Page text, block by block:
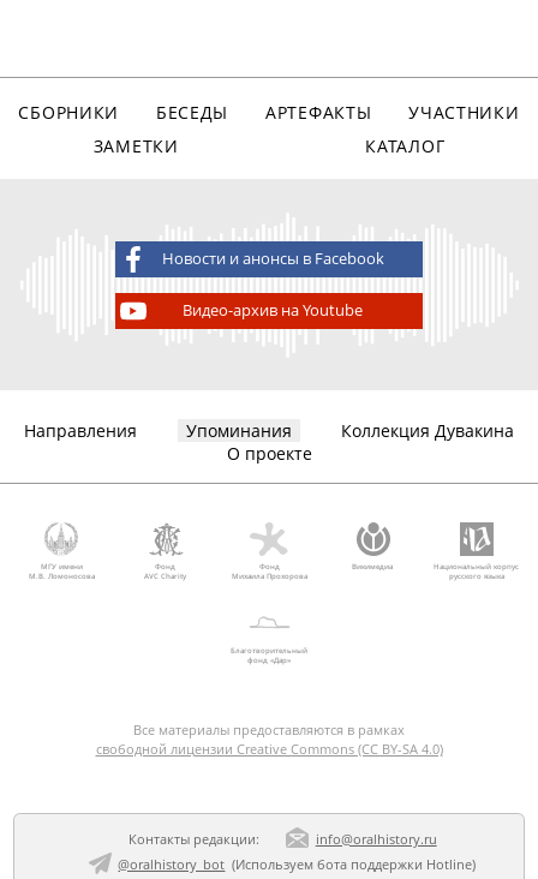
СБОРНИКИ БЕСЕДЫ АРТЕФАКТЫ
УЧАСТНИКИ
ЗАМЕТКИ
КАТАЛОГ
Новости и анонсы в Facebook
Видео-архив на Youtube
Направления Упоминания
Коллекция Дувакина
О проекте
МГУ имени
М.В. Ломоносова
Фонд
AVC Charity
Фонд
Михаила Прохорова
Викимедиа
Национальный корпус
русского языка
Благотворительный
фонд «Дар»
Все материалы предоставляются в рамках
свободной лицензии Creative Commons (CC BY-SA 4.0)
Контакты редакции:
info@oralhistory.ru
@oralhistory_bot (Используембота поддержки Hotline)